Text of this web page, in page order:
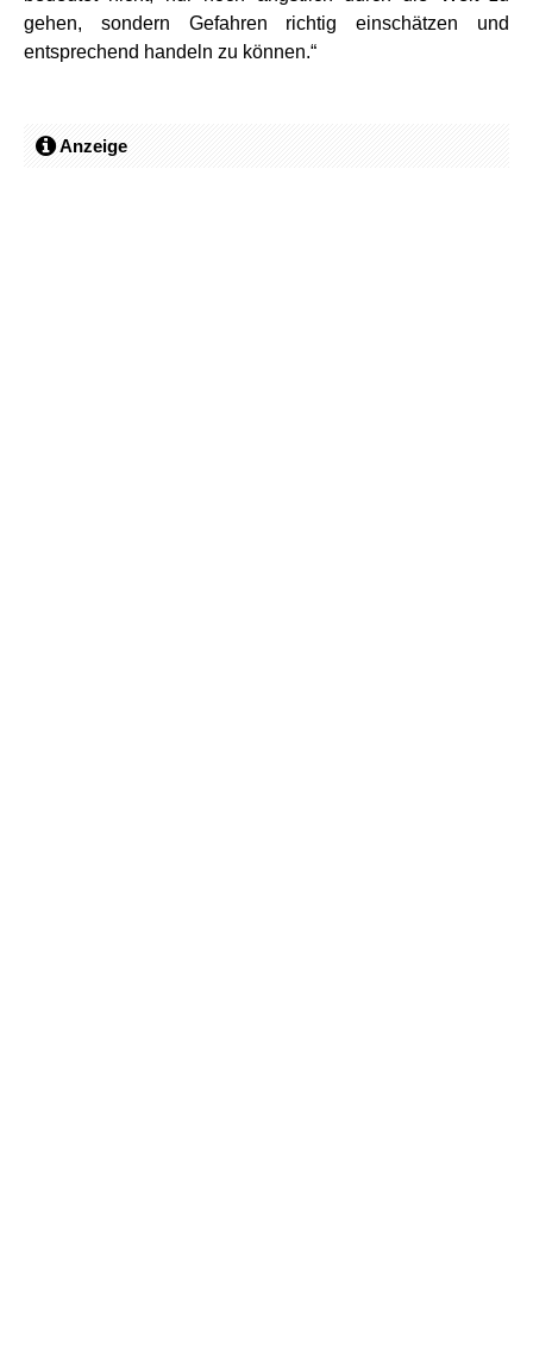
gehen, sondern Gefahren richtig einschätzen und
entsprechend handeln zu können.“
Anzeige